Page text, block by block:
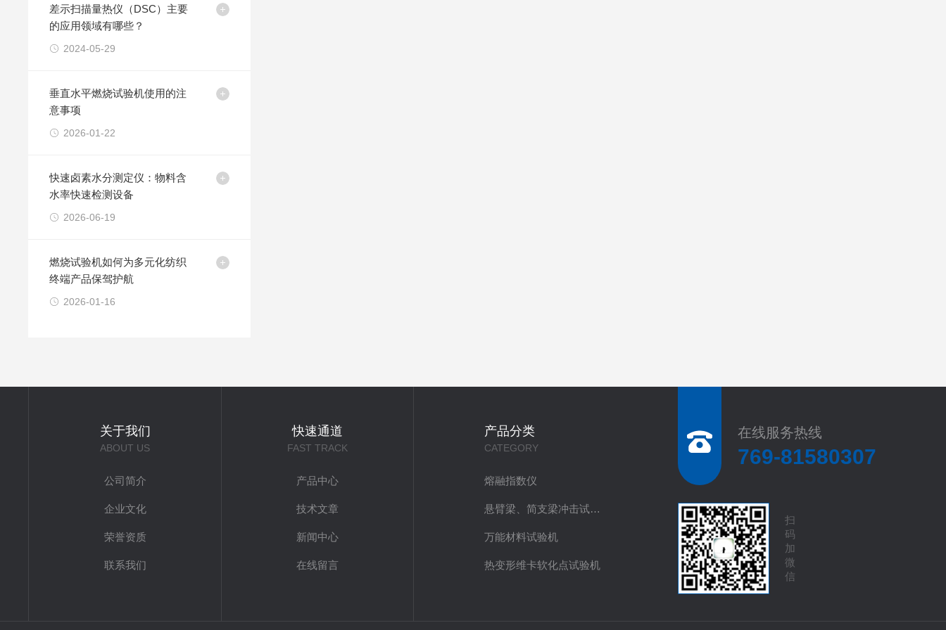
差示扫描量热仪（DSC）主要
的应用领域有哪些？
2024-05-29
垂直水平燃烧试验机使用的注
意事项
2026-01-22
快速卤素水分测定仪：物料含
水率快速检测设备
2026-06-19
燃烧试验机如何为多元化纺织
终端产品保驾护航
2026-01-16
关于我们
ABOUT US
公司简介
企业文化
荣誉资质
联系我们
快速通道
FAST TRACK
产品中心
技术文章
新闻中心
在线留言
产品分类
CATEGORY
熔融指数仪
悬臂梁、简支梁冲击试验机
万能材料试验机
热变形维卡软化点试验机
在线服务热线
769-81580307
扫
码
加
微
信